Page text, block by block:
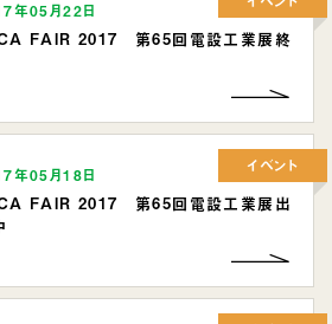
年05月22日
FAIR 2017 第65回電設工業展終
年05月18日
FAIR 2017 第65回電設工業展出
イベント